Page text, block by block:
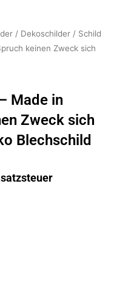
/ Dekoschilder / Schild
keinen Zweck sich
Made in
Zweck sich
Blechschild